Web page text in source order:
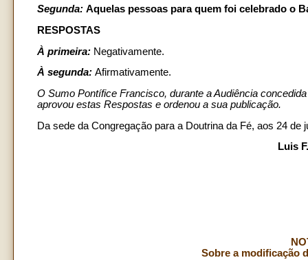
Segunda: Aquelas pessoas para quem foi celebrado o
RESPOSTAS
À primeira: Negativamente.
À segunda: Afirmativamente.
O Sumo Pontífice Francisco, durante a Audiência
aprovou estas Respostas e ordenou a sua publicação.
Da sede da Congregação para a Doutrina da Fé, aos 24
Luis
Sobre a modificação